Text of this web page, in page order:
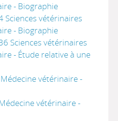
- Biographie
Sciences vétérinaires
- Biographie
Sciences vétérinaires
- Étude relative à une
vétérinaire -
vétérinaire -